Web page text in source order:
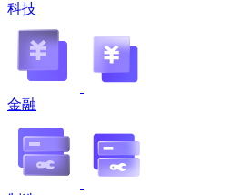
科技
金融